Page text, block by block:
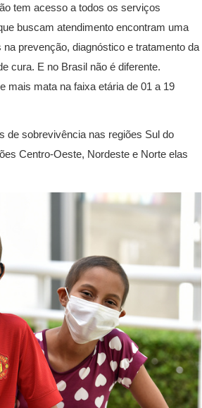
tem acesso a todos os serviços
buscam atendimento encontram uma
prevenção, diagnóstico e tratamento da
cura. E no Brasil não é diferente.
mais mata na faixa etária de 01 a 19
de sobrevivência nas regiões Sul do
Centro-Oeste, Nordeste e Norte elas